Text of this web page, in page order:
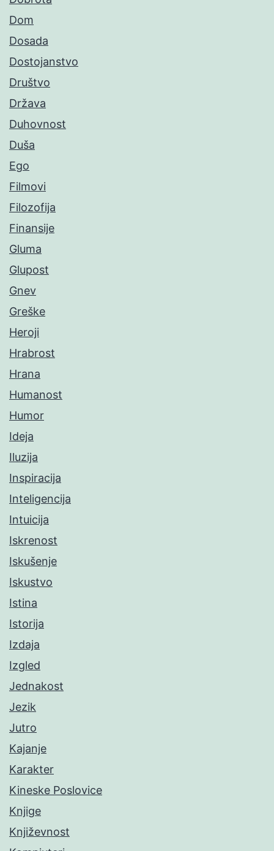
Dom
Dosada
Dostojanstvo
Društvo
Država
Duhovnost
Duša
Ego
Filmovi
Filozofija
Finansije
Gluma
Glupost
Gnev
Greške
Heroji
Hrabrost
Hrana
Humanost
Humor
Ideja
Iluzija
Inspiracija
Inteligencija
Intuicija
Iskrenost
Iskušenje
Iskustvo
Istina
Istorija
Izdaja
Izgled
Jednakost
Jezik
Jutro
Kajanje
Karakter
Kineske Poslovice
Knjige
Književnost